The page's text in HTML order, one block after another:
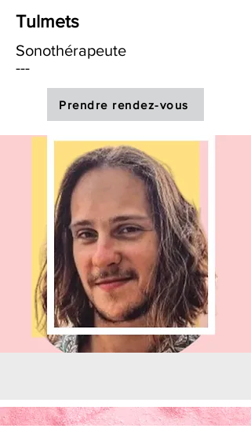
Tulmets
Sonothérapeute
---
Prendre rendez-vous